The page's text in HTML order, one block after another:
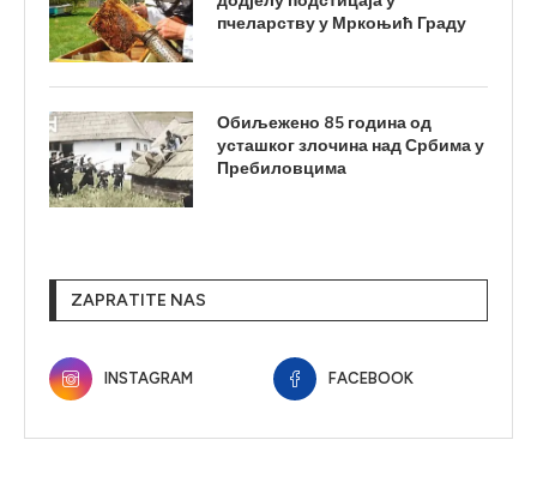
пчеларству у Мркоњић Граду
Обиљежено 85 година од
усташког злочина над Србима у
Пребиловцима
ZAPRATITE NAS
INSTAGRAM FACEBOOK